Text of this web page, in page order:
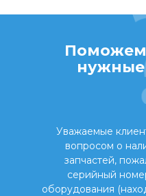
Поможем
нужные
Уважаемые
вопросом о
запчастей,
серийный
оборудования